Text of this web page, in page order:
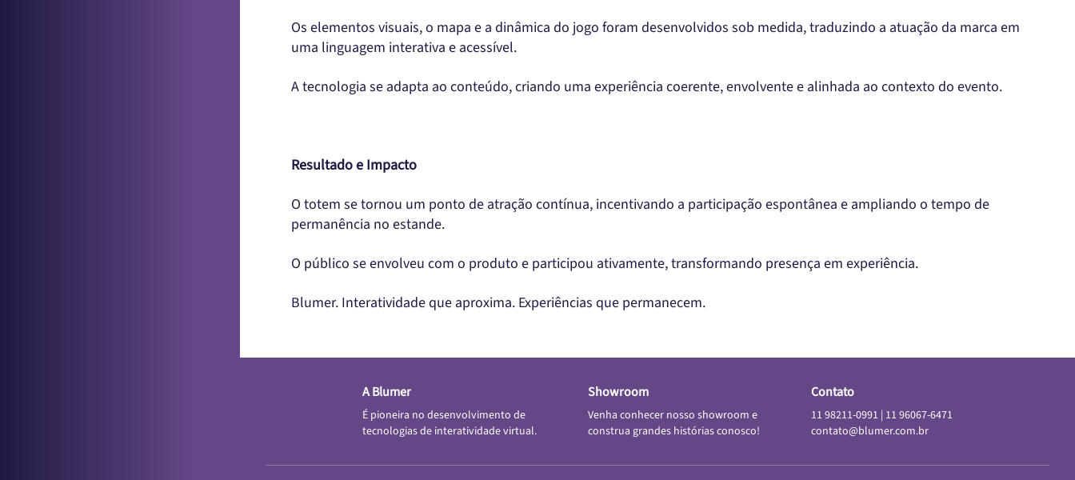
Os elementos visuais, o mapa e a dinâmica do jogo foram desenvolvidos sob medida, traduzindo a atuação da marca em
uma linguagem interativa e acessível.
A tecnologia se adapta ao conteúdo, criando uma experiência coerente, envolvente e alinhada ao contexto do evento.
Resultado e Impacto
O totem se tornou um ponto de atração contínua, incentivando a participação espontânea e ampliando o tempo de
permanência no estande.
O público se envolveu com o produto e participou ativamente, transformando presença em experiência.
Blumer. Interatividade que aproxima. Experiências que permanecem.
A Blumer
É pioneira no desenvolvimento de
tecnologias de interatividade virtual.
Showroom
Venha conhecer nosso showroom e
construa grandes histórias conosco!
Contato
11 98211-0991 | 11 96067-6471
contato@blumer.com.br